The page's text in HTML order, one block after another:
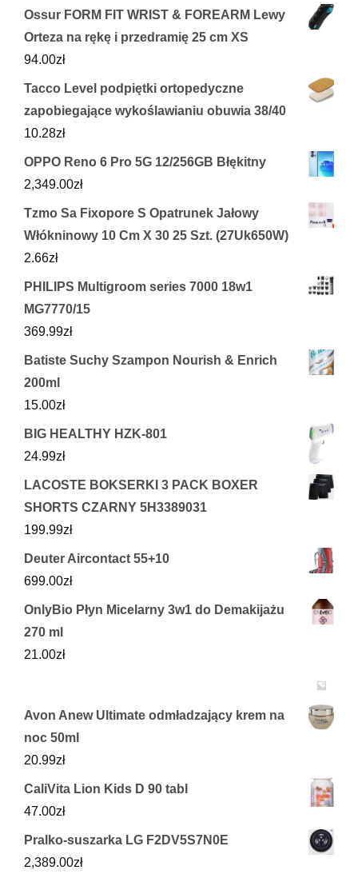
Ossur FORM FIT WRIST & FOREARM Lewy
Orteza na rękę i przedramię 25 cm XS
94.00zł
Tacco Level podpiętki ortopedyczne
zapobiegające wykoślawianiu obuwia 38/40
10.28zł
OPPO Reno 6 Pro 5G 12/256GB Błękitny
2,349.00zł
Tzmo Sa Fixopore S Opatrunek Jałowy
Włókninowy 10 Cm X 30 25 Szt. (27Uk650W)
2.66zł
PHILIPS Multigroom series 7000 18w1
MG7770/15
369.99zł
Batiste Suchy Szampon Nourish & Enrich
200ml
15.00zł
BIG HEALTHY HZK-801
24.99zł
LACOSTE BOKSERKI 3 PACK BOXER
SHORTS CZARNY 5H3389031
199.99zł
Deuter Aircontact 55+10
699.00zł
OnlyBio Płyn Micelarny 3w1 do Demakijażu
270 ml
21.00zł
Avon Anew Ultimate odmładzający krem na
noc 50ml
20.99zł
CaliVita Lion Kids D 90 tabl
47.00zł
Pralko-suszarka LG F2DV5S7N0E
2,389.00zł